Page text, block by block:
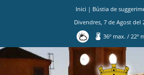
Inici | Bústia de
Divendres 7 de Agost del
36º max./ 22º